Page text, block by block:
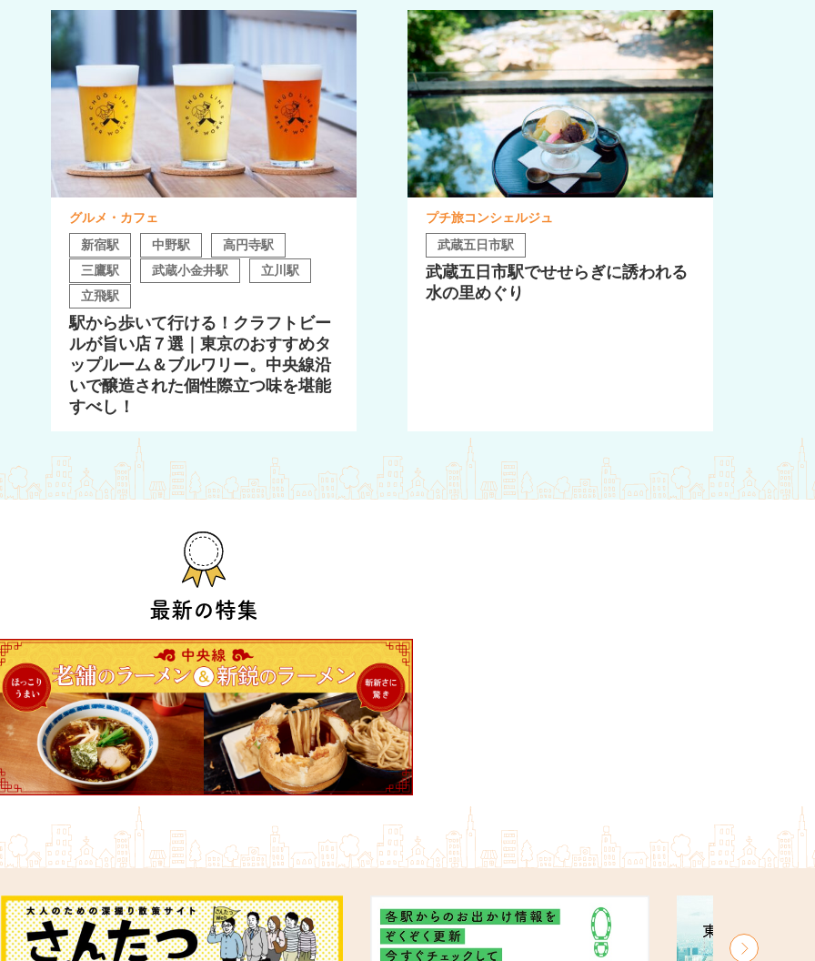
グルメ・カフェ
新宿駅
中野駅
高円寺駅
三鷹駅
武蔵小金井駅
立川駅
立飛駅
駅から歩いて行ける！クラフトビー
ルが旨い店７選｜東京のおすすめタ
ップルーム＆ブルワリー。中央線沿
いで醸造された個性際立つ味を堪能
すべし！
プチ旅コンシェルジュ
武蔵五日市駅
武蔵五日市駅でせせらぎに誘われる
水の里めぐり
最新の特集